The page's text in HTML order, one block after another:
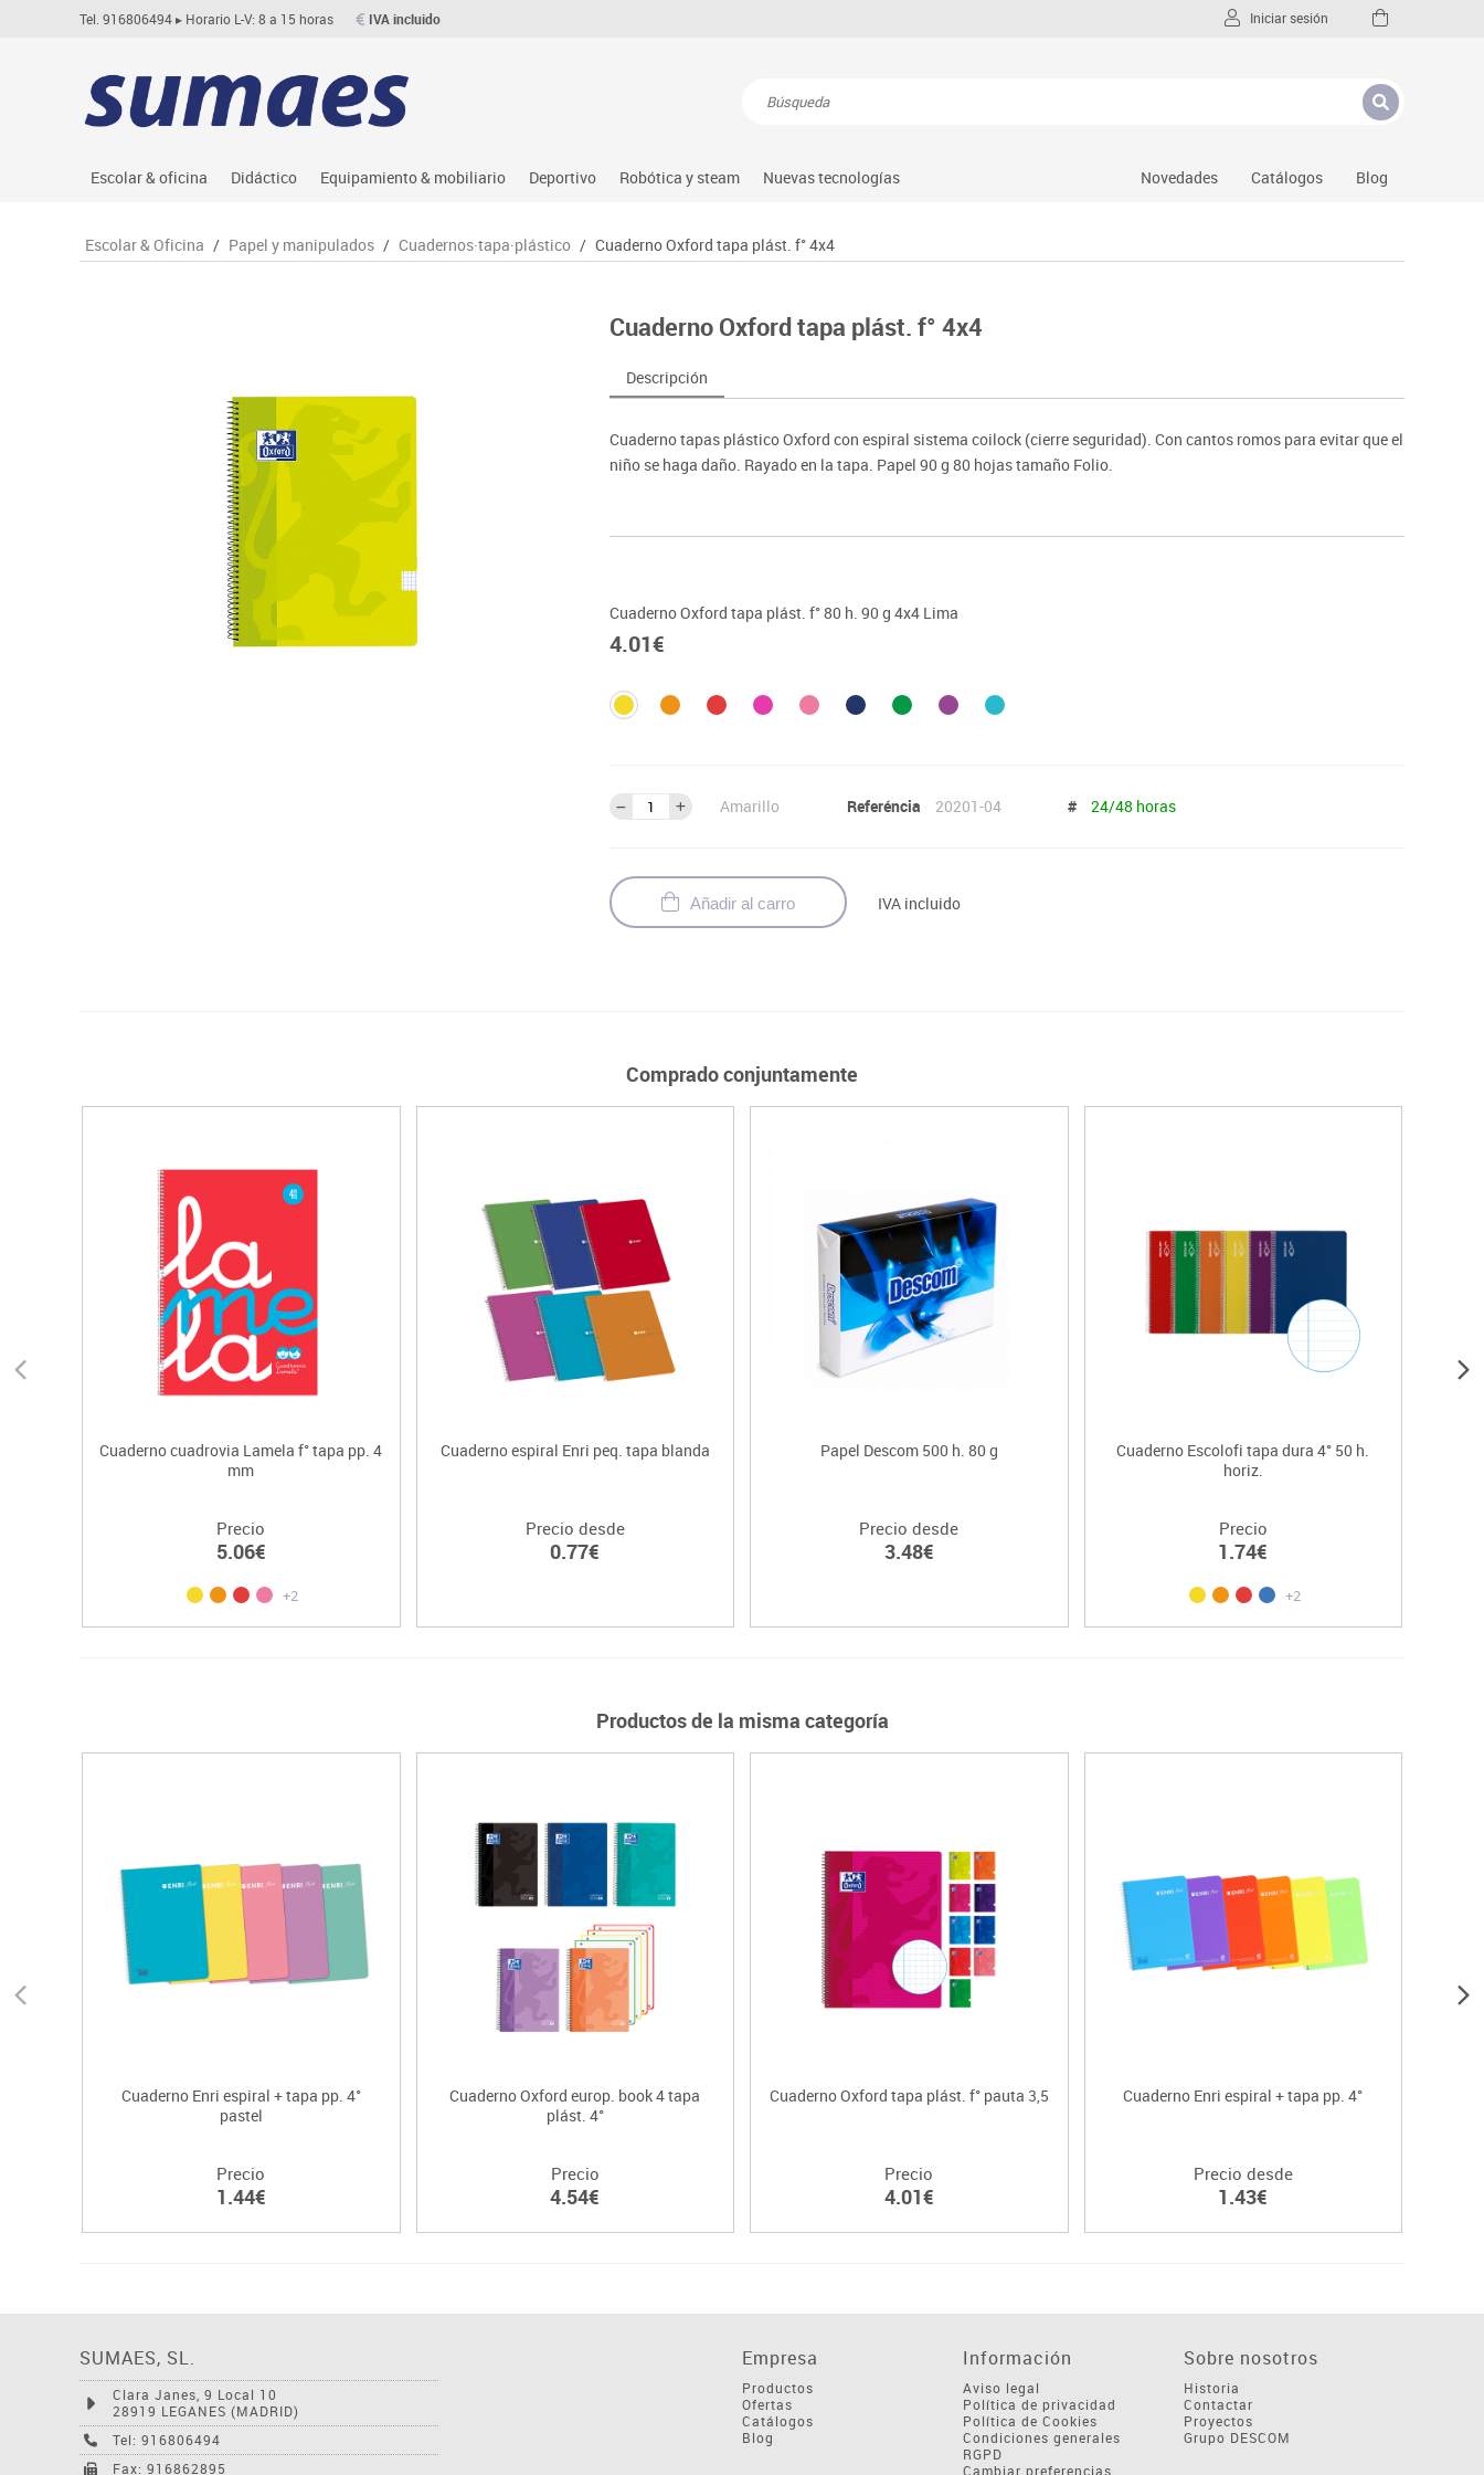
Tel. 916806494▸ Horario L-V: 8 a 15 horas IVA incluido Iniciar sesión
Escolar & oficina
Archivo
Plastifica, encuaderna, destruye
Papel y manipulados
Didáctico
Asociación y atención
Juegos heurísticos
Juegos de mesa
Juegos simbólicos
Lenguaje & idiomas
Equipamiento & mobiliario
Aulas entornos naturales
Percheros, baldas y taquillas
Pizarras, vitrinas y expositores
Sillas, bancos y taburetes
Deportivo
Atletismo
Compl. deportivos
Deportes raqueta
Equipamiento
Hockey
Protección deportiva
Robótica y steam
Steam
Lego education
Matatastudio
Vex robotics
Nuevas tecnologías
Audio
Monitores interactivos
Videoconferencia
Novedades Catálogos Blog
Escolar & Oficina / Papel y manipulados / Cuadernos·tapa·plástico / Cuaderno Oxford tapa plást. f° 4x4
Cuaderno Oxford tapa plást. f° 4x4
Descripción
Cuaderno tapas plástico Oxford con espiral sistema coilock (cierre seguridad). Con cantos romos para evitar que el
niño se haga daño. Rayado en la tapa. Papel 90 g 80 hojas tamaño Folio.
Cuaderno Oxford tapa plást. f° 80 h. 90 g 4x4 Lima
4.01€
Amarillo Referéncia 20201-04 # 24/48 horas
Añadir al carro IVA incluido
Comprado conjuntamente
Cuaderno cuadrovia Lamela f° tapa pp. 4
mm
Precio
5.06€
+2
Cuaderno espiral Enri peq. tapa blanda
Precio desde
0.77€
Papel Descom 500 h. 80 g
Precio desde
3.48€
Cuaderno Escolofi tapa dura 4° 50 h.
horiz.
Precio
1.74€
+2
Productos de la misma categoría
Cuaderno Enri espiral + tapa pp. 4°
pastel
Precio
1.44€
Cuaderno Oxford europ. book 4 tapa
plást. 4°
Precio
4.54€
Cuaderno Oxford tapa plást. f° pauta 3,5
Precio
4.01€
Cuaderno Enri espiral + tapa pp. 4°
Precio desde
1.43€
SUMAES, SL.
Clara Janes, 9 Local 10
28919 LEGANES (MADRID)
Tel: 916806494
Fax: 916862895
Empresa
Productos
Ofertas
Catálogos
Blog
Información
Aviso legal
Política de privacidad
Política de Cookies
Condiciones generales
RGPD
Cambiar preferencias
Sobre nosotros
Historia
Contactar
Proyectos
Grupo DESCOM